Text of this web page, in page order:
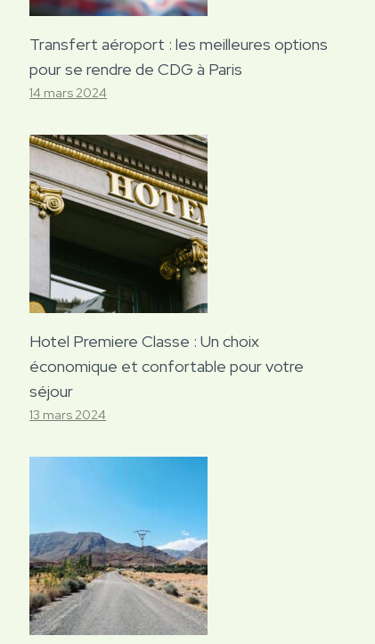
Transfert aéroport : les meilleures options
pour se rendre de CDG à Paris
14 mars 2024
Hotel Premiere Classe : Un choix
économique et confortable pour votre
séjour
13 mars 2024